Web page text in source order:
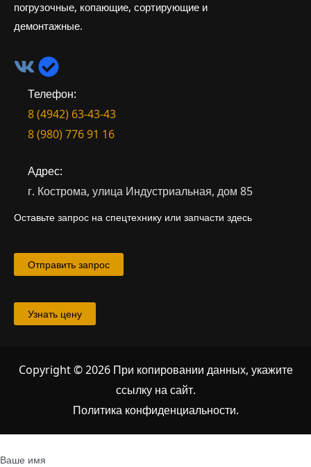
погрузочные, копающие, сортирующие и
демонтажные.
Телефон:
8 (4942) 63-43-43
8 (980) 776 91 16
Адрес:
г. Кострома, улица Индустриальная, дом 85
Оставьте запрос на спецтехнику или запчасти здесь
Отправить запрос
Узнать цену
Copyright © 2026 При копировании данных, укажите
ссылку на сайт.
Политика конфиденциальности.
Ваше имя